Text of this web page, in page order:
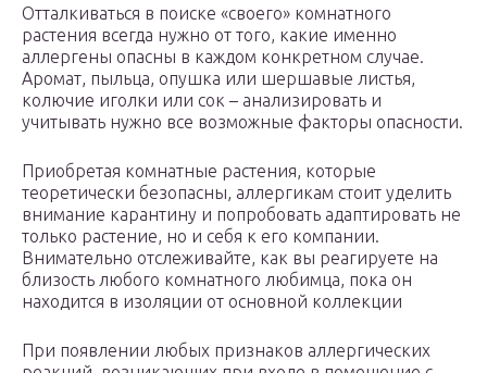
Отталкиваться в поиске «своего» комнатного
растения всегда нужно от того, какие именно
аллергены опасны в каждом конкретном случае.
Аромат, пыльца, опушка или шершавые листья,
колючие иголки или сок – анализировать и
учитывать нужно все возможные факторы опасности.
Приобретая комнатные растения, которые
теоретически безопасны, аллергикам стоит уделить
внимание карантину и попробовать адаптировать не
только растение, но и себя к его компании.
Внимательно отслеживайте, как вы реагируете на
близость любого комнатного любимца, пока он
находится в изоляции от основной коллекции
При появлении любых признаков аллергических